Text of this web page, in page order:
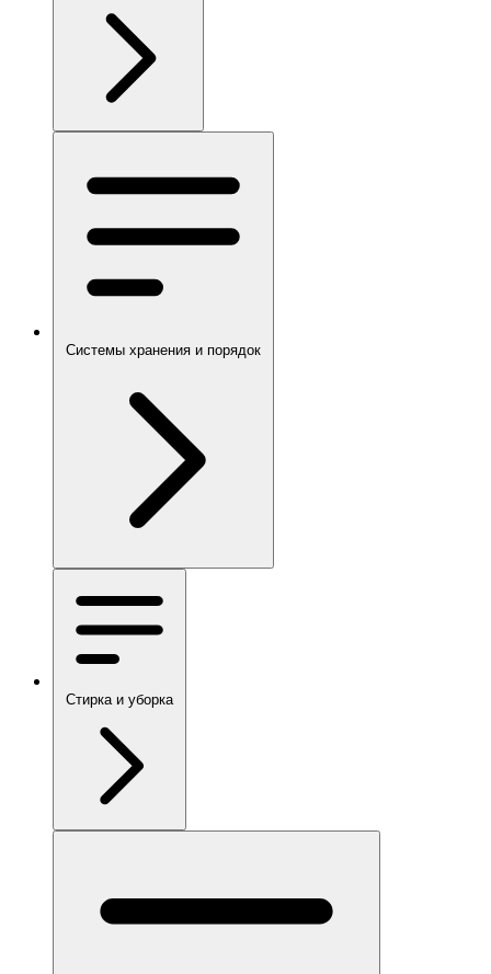
Системы хранения и порядок
Стирка и уборка